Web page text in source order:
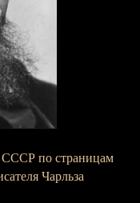
СССР по страницам
Чарльза